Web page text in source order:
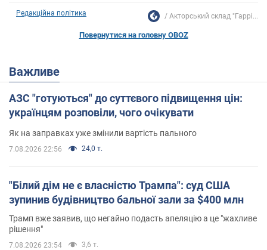
Редакційна політика Акторський склад "Гаррі...
Повернутися на головну OBOZ
Важливе
АЗС "готуються" до суттєвого підвищення цін:
українцям розповіли, чого очікувати
Як на заправках уже змінили вартість пального
7.08.2026 22:56 24,0 т.
"Білий дім не є власністю Трампа": суд США
зупинив будівництво бальної зали за $400 млн
Трамп вже заявив, що негайно подасть апеляцію а це "жахливе
рішення"
7.08.2026 23:54 3,6 т.